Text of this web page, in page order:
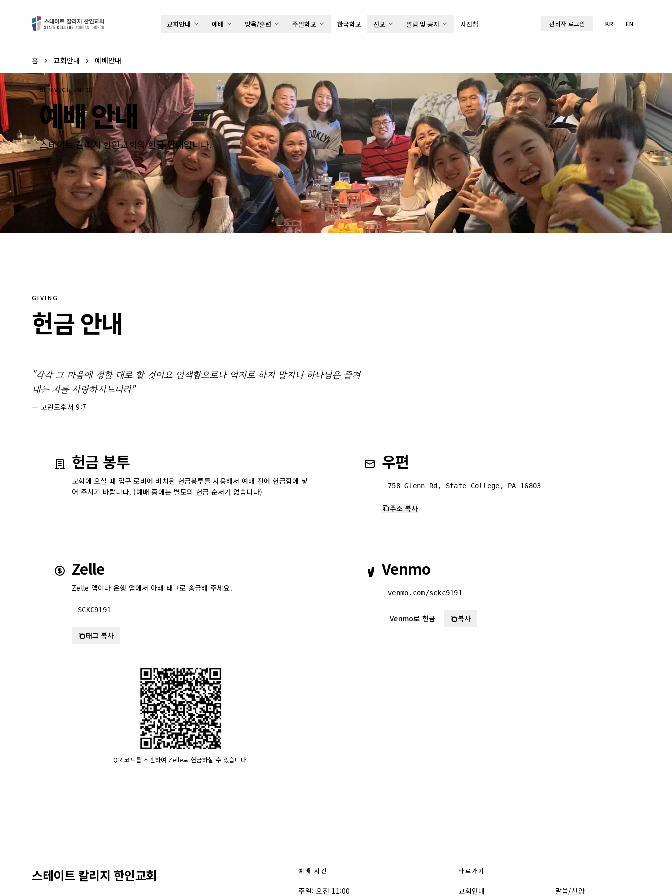
교회안내 예배 양육/훈련 주일학교 한국학교 선교 알림 및 공지 사진첩 관리자 로그인 KR EN
홈 교회안내 예배안내
SERVICE INFO
예배 안내
스테이트 칼리지 한인교회의 헌금 안내입니다.
GIVING
헌금 안내
"각각 그 마음에 정한 대로 할 것이요 인색함으로나 억지로 하지 말지니 하나님은 즐겨
내는 자를 사랑하시느니라"
— 고린도후서 9:7
헌금 봉투
교회에 오실 때 입구 로비에 비치된 헌금봉투를 사용해서 예배 전에 헌금함에 넣
어 주시기 바랍니다. (예배 중에는 별도의 헌금 순서가 없습니다)
우편
758 Glenn Rd, State College, PA 16803
주소 복사
Zelle
Zelle 앱이나 은행 앱에서 아래 태그로 송금해 주세요.
SCKC9191
태그 복사
QR 코드를 스캔하여 Zelle로 헌금하실 수 있습니다.
Venmo
venmo.com/sckc9191
Venmo로 헌금 복사
스테이트 칼리지 한인교회 예배 시간
주일: 오전 11:00
바로가기
교회안내 말씀/찬양